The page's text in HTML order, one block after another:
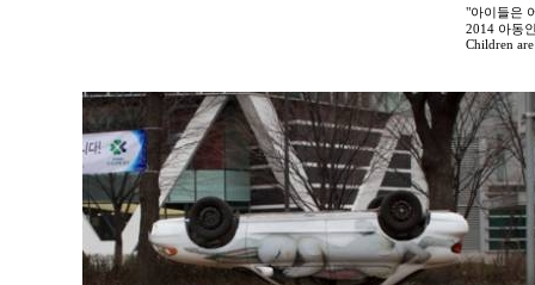
"아이들은
2014 아동
Children